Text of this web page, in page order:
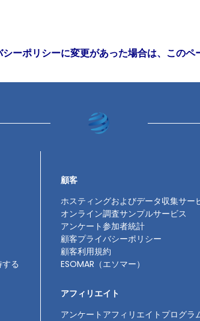
ーポリシーに変更があった場合は、このペ
る
顧客
ホスティングおよびデータ収集サー
オンライン調査サンプルサービス
アンケート参加者統計
顧客プライバシーポリシー
顧客利用規約
ESOMAR（エソマー）
アフィリエイト
アンケートアフィリエイトプログラ